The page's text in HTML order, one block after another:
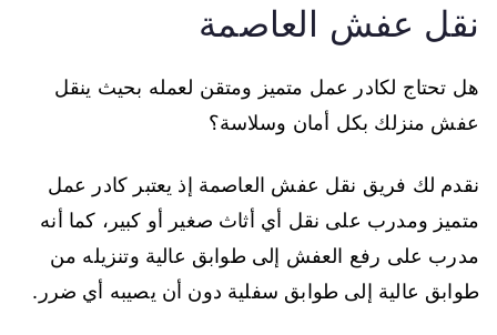
نقل عفش العاصمة
هل تحتاج لكادر عمل متميز ومتقن لعمله بحيث ينقل
عفش منزلك بكل أمان وسلاسة؟
نقدم لك فريق نقل عفش العاصمة إذ يعتبر كادر عمل
متميز ومدرب على نقل أي أثاث صغير أو كبير، كما أنه
مدرب على رفع العفش إلى طوابق عالية وتنزيله من
طوابق عالية إلى طوابق سفلية دون أن يصيبه أي ضرر.